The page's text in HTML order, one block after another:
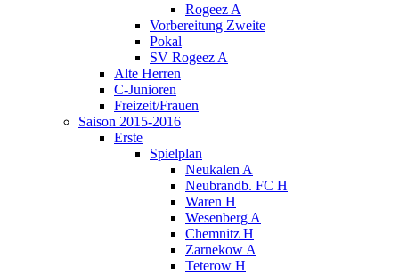
Rogeez A
Vorbereitung Zweite
Pokal
SV Rogeez A
Alte Herren
C-Junioren
Freizeit/Frauen
Saison 2015-2016
Erste
Spielplan
Neukalen A
Neubrandb. FC H
Waren H
Wesenberg A
Chemnitz H
Zarnekow A
Teterow H